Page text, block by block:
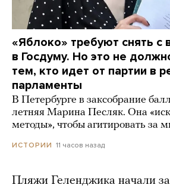
«Яблоко» требуют снять с
в Госдуму. Но это не
тем, кто идет от партии в
парламенты
В Петербурге в заксобрание
летняя Марина Песляк. Она
методы», чтобы агитировать за
ИСТОРИИ 11 часов назад
Пляжи Геленджика начали